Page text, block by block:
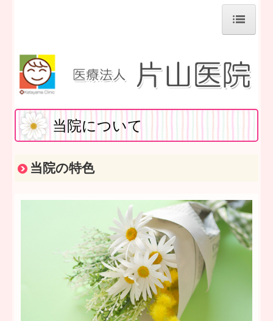
医師の紹介
当院について
診療案内
ワクチンについて
順番予約（iチケット）
個人情報保護方針
病児保育室「めばえ」
当院について
当院の特色